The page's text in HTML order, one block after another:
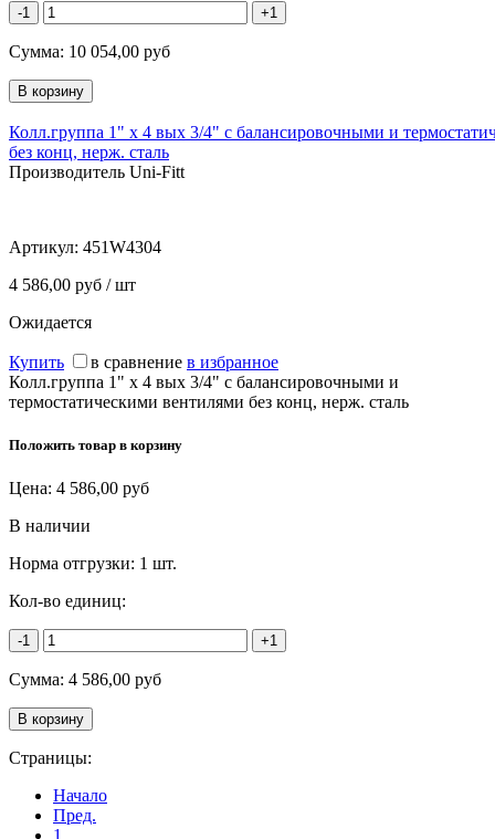
-1 +1
Сумма: 10 054,00 руб
Колл.группа 1" х 4 вых 3/4" с балансировочными и
без конц, нерж. cталь
Производитель Uni-Fitt
Артикул: 451W4304
4 586,00 руб / шт
Ожидается
Купить в сравнение в избранное
Колл.группа 1" х 4 вых 3/4" с балансировочными и
термостатическими вентилями без конц, нерж. cталь
Положить товар в корзину
Цена: 4 586,00 руб
В наличии
Норма отгрузки: 1 шт.
Кол-во единиц:
-1 +1
Сумма: 4 586,00 руб
Страницы:
Начало
Пред.